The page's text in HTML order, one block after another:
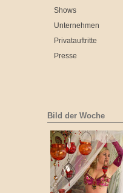
Shows
Unternehmen
Privatauftritte
Presse
Bild der Woche